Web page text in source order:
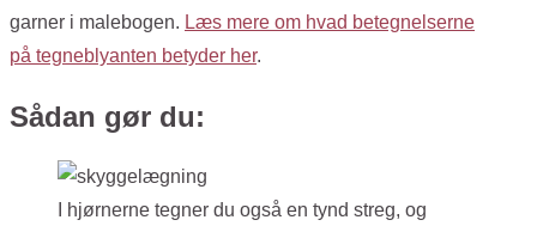
garner i malebogen. Læs mere om hvad betegnelserne
på tegneblyanten betyder her.
Sådan gør du:
I hjørnerne tegner du også en tynd streg, og